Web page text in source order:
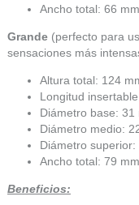
Ancho total: 66 mm
Grande (perfecto para
sensaciones más
Altura total: 124
Longitud
Diámetro base: 31
Diámetro medio:
Diámetro superior:
Ancho total: 79 mm
Beneficios: